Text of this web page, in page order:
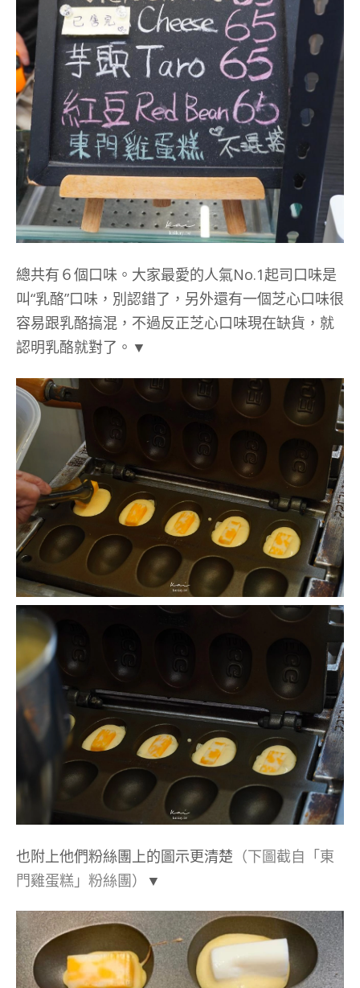
總共有６個口味。大家最愛的人氣No.1起司口味是
叫“乳酪”口味，別認錯了，另外還有一個芝心口味很
容易跟乳酪搞混，不過反正芝心口味現在缺貨，就
認明乳酪就對了。▼
也附上他們粉絲團上的圖示更清楚 （下圖截自「東
門雞蛋糕」粉絲團）
▼